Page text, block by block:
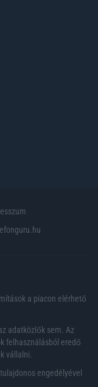
a piacon elérhető
adatközlők sem. Az
felhasználásból eredő
vállalni.
engedélyével